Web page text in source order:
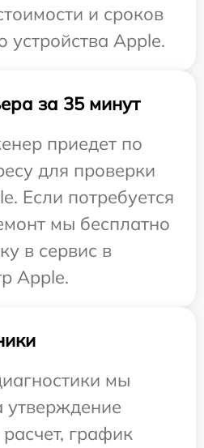
и сроков
устройства Apple.
за 35 минут
приедет по
для проверки
Если потребуется
мы бесплатно
в сервис в
Apple.
мы
утверждение
график